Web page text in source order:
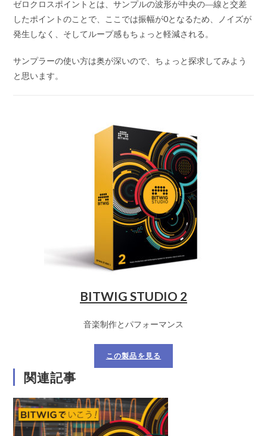
ゼロクロスポイントとは、サンプルの波形が中央の―線と交差
したポイントのことで、ここでは振幅が0となるため、ノイズが
発生しなく、そしてループ感もちょっと軽減される。
サンプラーの使い方は奥が深いので、ちょっと探求してみよう
と思います。
BITWIG STUDIO 2
音楽制作とパフォーマンス
この製品を見る
関連記事